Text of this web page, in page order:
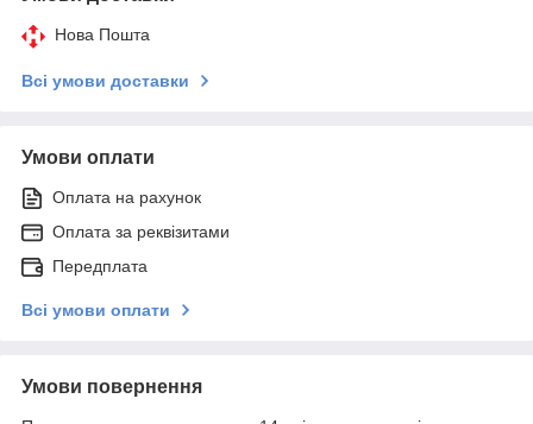
Нова Пошта
Всі умови доставки
Умови оплати
Оплата на рахунок
Оплата за реквізитами
Передплата
Всі умови оплати
Умови повернення